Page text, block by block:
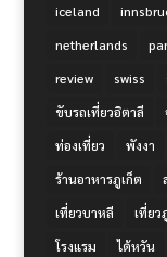
iceland
netherlands
review
swiss
ขับรถเที่ยวอิตาลี
ท่องเที่ยว
พังงา
ร้านอาหารภูเก็ต
เที่ยวบาหลี
เที่ยว
โรงแรม
ไต้หวัน